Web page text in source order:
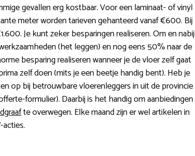
gevallen erg kostbaar. Voor een laminaat- of vinyl
meter worden tarieven gehanteerd vanaf €600. Bij
Je kunt zeker besparingen realiseren. Om en nabij
(het leggen) en nog eens 50% naar de
besparing realiseren wanneer je de vloer zelf gaat
zelf doen (mits je een beetje handig bent). Heb je
op bij betrouwbare vloerenleggers in uit de provincie
formulier). Daarbij is het handig om aanbiedingen
te overwegen. Elke maand zijn er wel artikelen in